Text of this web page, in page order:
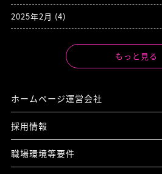
2025年2月 (4)
もっと見る
ホームページ運営会社
採用情報
職場環境等要件